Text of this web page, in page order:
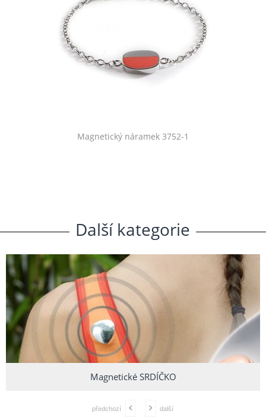
Magnetický náramek 3752-1
Další. kategorie
Magnetické SRDÍČKO
předchozí další